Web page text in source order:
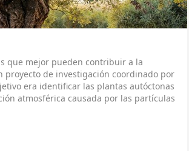
que mejor pueden contribuir a la
de investigación coordinado por
era identificar las plantas autóctonas
atmosférica causada por las partículas